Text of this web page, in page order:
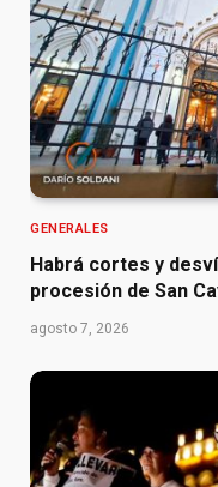
GENERALES
Habrá cortes y
procesión de San
agosto 7, 2026